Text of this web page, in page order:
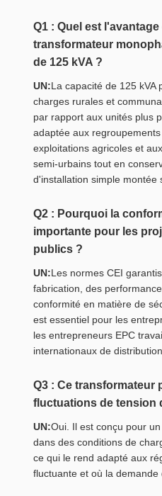
Q1 : Quel est
transformateur
de 125 kVA ?
UN:La capacité de 125 kVA
charges rurales et
par rapport aux unités plus
adaptée aux
exploitations agricoles et
semi-urbains tout en
d'installation simple montée
Q2 : Pourquoi la
importante pour les
publics ?
UN:Les normes CEI
fabrication, des
conformité en matière de
est essentiel pour les
les entrepreneurs EPC
internationaux de
Q3 : Ce transformateur
fluctuations de tension
UN:Oui. Il est conçu pour
dans des conditions de
ce qui le rend adapté aux
fluctuante et où la demande